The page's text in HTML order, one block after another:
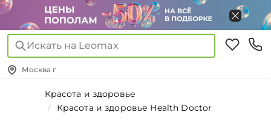
Искать на Leomax
Москва г
Красота и здоровье
Красота и здоровье Health Doctor